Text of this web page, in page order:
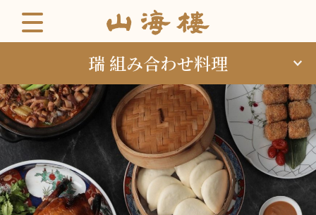
瑞 組み合わせ料理